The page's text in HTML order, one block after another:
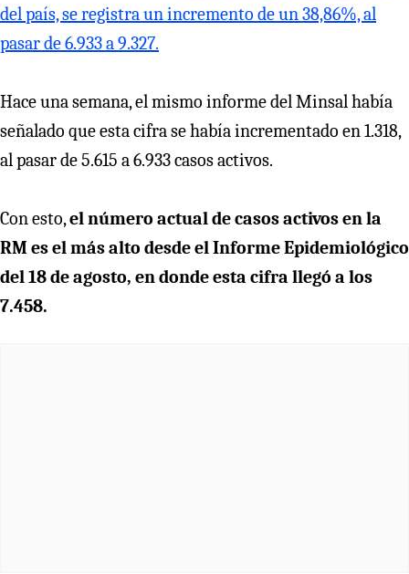
del país, se registra un incremento de un 38,86%, al
pasar de 6.933 a 9.327.
Hace una semana, el mismo informe del Minsal había
señalado que esta cifra se había incrementado en 1.318,
al pasar de 5.615 a 6.933 casos activos.
Con esto,el número actual de casos activos en la
RM es el más alto desde el Informe Epidemiológico
del 18 de agosto, en donde esta cifra llegó a los
7.458.